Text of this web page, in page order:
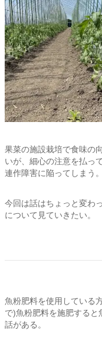
果菜の施設栽培で食味の
いが、細心の注意を払っ
連作障害に陥ってしまう。
今回は話はちょっと変わ
について見ていきたい。
魚粉肥料を使用している
で)魚粉肥料を施肥すると
話がある。